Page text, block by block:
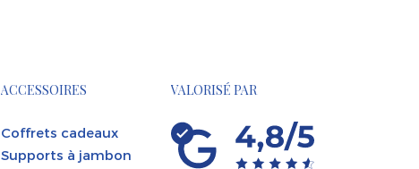
ACCESSOIRES
Coffrets cadeaux
Supports à jambon
VALORISÉ PAR